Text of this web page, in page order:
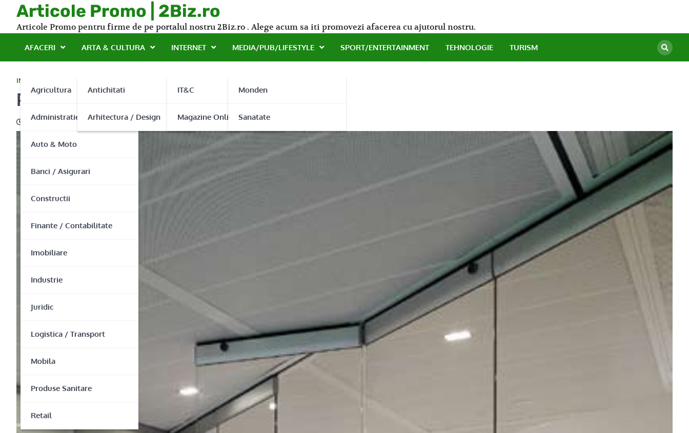
content
Articole Promo | 2Biz.ro
Articole Promo pentru firme de pe portalul nostru 2Biz.ro . Alege acum sa iti promovezi afacerea cu ajutorul nostru.
AFACERI
Agricultura
Administratie Publica
Auto & Moto
Banci / Asigurari
Constructii
Finante / Contabilitate
Imobiliare
Industrie
Juridic
Logistica / Transport
Mobila
Produse Sanitare
Retail
ARTA & CULTURA
Antichitati
Arhitectura / Design
INTERNET
IT&C
Magazine Online
MEDIA/PUB/LIFESTYLE
Monden
Sanatate
SPORT/ENTERTAINMENT TEHNOLOGIE TURISM
INSTALATII
Pereti sticla securizata
23/09/2015